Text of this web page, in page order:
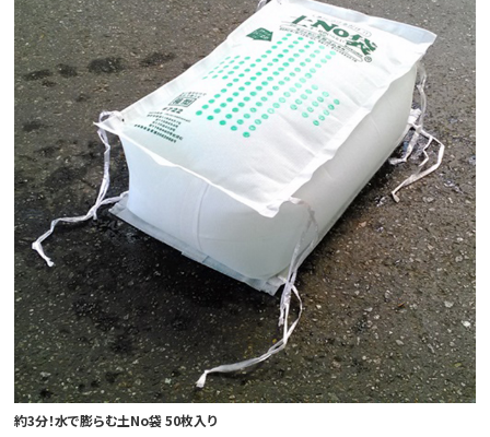
約3分！水で膨らむ土No袋 50枚入り